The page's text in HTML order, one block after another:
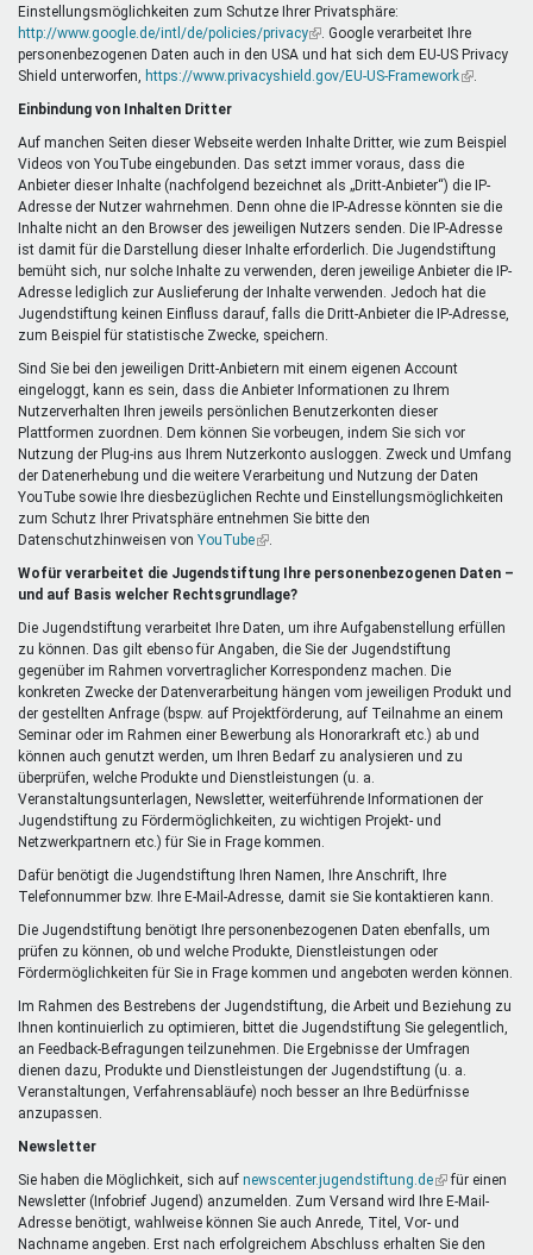
Einstellungsmöglichkeiten zum Schutze Ihrer Privatsphäre:
http://www.google.de/intl/de/policies/privacy(Link
ist
extern)
. Google verarbeitet Ihre
personenbezogenen Daten auch in den USA und hat sich dem EU-US Privacy
Shield unterworfen,
https://www.privacyshield.gov/EU-US-Framework(Link
Einbindung von Inhalten Dritter
Auf manchen Seiten dieser Webseite werden Inhalte Dritter, wie zum Beispiel
Videos von YouTube eingebunden. Das setzt immer voraus, dass die
Anbieter dieser Inhalte (nachfolgend bezeichnet als „Dritt-Anbieter“) die IP-
Adresse der Nutzer wahrnehmen. Denn ohne die IP-Adresse könnten sie die
Inhalte nicht an den Browser des jeweiligen Nutzers senden. Die IP-Adresse
ist damit für die Darstellung dieser Inhalte erforderlich. Die Jugendstiftung
bemüht sich, nur solche Inhalte zu verwenden, deren jeweilige Anbieter die IP-
Adresse lediglich zur Auslieferung der Inhalte verwenden. Jedoch hat die
Jugendstiftung keinen Einfluss darauf, falls die Dritt-Anbieter die IP-Adresse,
zum Beispiel für statistische Zwecke, speichern.
Sind Sie bei den jeweiligen Dritt-Anbietern mit einem eigenen Account
eingeloggt, kann es sein, dass die Anbieter Informationen zu Ihrem
Nutzerverhalten Ihren jeweils persönlichen Benutzerkonten dieser
Plattformen zuordnen. Dem können Sie vorbeugen, indem Sie sich vor
Nutzung der Plug-ins aus Ihrem Nutzerkonto ausloggen. Zweck und Umfang
der Datenerhebung und die weitere Verarbeitung und Nutzung der Daten
YouTube sowie Ihre diesbezüglichen Rechte und Einstellungsmöglichkeiten
zum Schutz Ihrer Privatsphäre entnehmen Sie bitte den
Datenschutzhinweisen von YouTube(Link
extern)
Wofür verarbeitet die Jugendstiftung Ihre personenbezogenen Daten –
und auf Basis welcher Rechtsgrundlage?
Die Jugendstiftung verarbeitet Ihre Daten, um ihre Aufgabenstellung erfüllen
zu können. Das gilt ebenso für Angaben, die Sie der Jugendstiftung
gegenüber im Rahmen vorvertraglicher Korrespondenz machen. Die
konkreten Zwecke der Datenverarbeitung hängen vom jeweiligen Produkt und
der gestellten Anfrage (bspw. auf Projektförderung, auf Teilnahme an einem
Seminar oder im Rahmen einer Bewerbung als Honorarkraft etc.) ab und
können auch genutzt werden, um Ihren Bedarf zu analysieren und zu
überprüfen, welche Produkte und Dienstleistungen (u. a.
Veranstaltungsunterlagen, Newsletter, weiterführende Informationen der
Jugendstiftung zu Fördermöglichkeiten, zu wichtigen Projekt- und
Netzwerkpartnern etc.) für Sie in Frage kommen.
Dafür benötigt die Jugendstiftung Ihren Namen, Ihre Anschrift, Ihre
Telefonnummer bzw. Ihre E-Mail-Adresse, damit sie Sie kontaktieren kann.
Die Jugendstiftung benötigt Ihre personenbezogenen Daten ebenfalls, um
prüfen zu können, ob und welche Produkte, Dienstleistungen oder
Fördermöglichkeiten für Sie in Frage kommen und angeboten werden können.
Im Rahmen des Bestrebens der Jugendstiftung, die Arbeit und Beziehung zu
Ihnen kontinuierlich zu optimieren, bittet die Jugendstiftung Sie gelegentlich,
an Feedback-Befragungen teilzunehmen. Die Ergebnisse der Umfragen
dienen dazu, Produkte und Dienstleistungen der Jugendstiftung (u. a.
Veranstaltungen, Verfahrensabläufe) noch besser an Ihre Bedürfnisse
anzupassen.
Newsletter
Sie haben die Möglichkeit, sich auf newscenter.jugendstiftung.de(Link
ist
extern)
für einen
Newsletter (Infobrief Jugend) anzumelden. Zum Versand wird Ihre E-Mail-
Adresse benötigt, wahlweise können Sie auch Anrede, Titel, Vor- und
Nachname angeben. Erst nach erfolgreichem Abschluss erhalten Sie den